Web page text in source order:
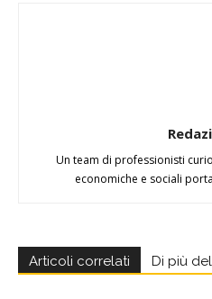
Un team di professionisti
economiche e sociali
Articoli correlati Di più